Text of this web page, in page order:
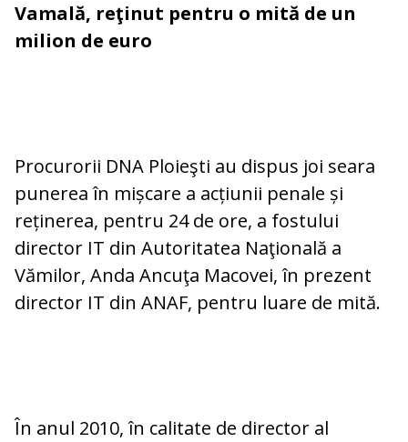
Vamală, reţinut pentru o mită de un
milion de euro
Procurorii DNA Ploieşti au dispus joi seara
punerea în mișcare a acțiunii penale și
reținerea, pentru 24 de ore, a fostului
director IT din Autoritatea Naţională a
Vămilor, Anda Ancuţa Macovei, în prezent
director IT din ANAF, pentru luare de mită.
În anul 2010, în calitate de director al